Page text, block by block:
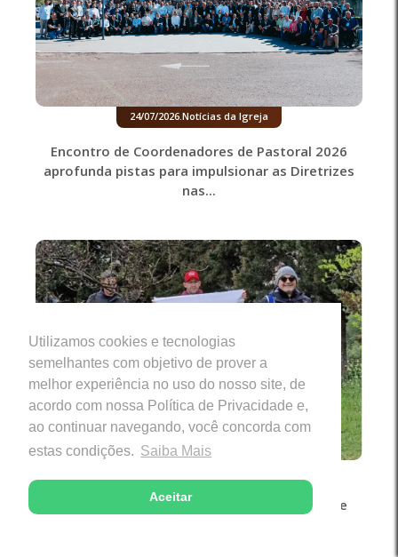
Utilizamos cookies e tecnologias
semelhantes com objetivo de prover a
melhor experiência no uso do nosso site, de
acordo com nossa Política de Privacidade e,
ao continuar navegando, você concorda com
estas condições. Saiba Mais
Aceitar
24/07/2026.Notícias da Igreja
Encontro de Coordenadores de Pastoral 2026
aprofunda pistas para impulsionar as Diretrizes
nas...
“Da Cova ao Altar do Papa”: A ressurreição de